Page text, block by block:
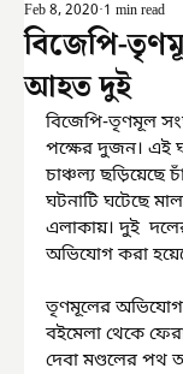
বিজেপি-
আহত দুই
Feb 8, 2020 1 min read
বিজেপি-তৃণমূল
পক্ষের দুজন। এই
চাঞ্চল্য ছড়িয়েছে
ঘটনাটি ঘটেছে
এলাকায়। দুই
অভিযোগ করা
তৃণমূলের
বইমেলা থেকে
দেবা মণ্ডলের পথ